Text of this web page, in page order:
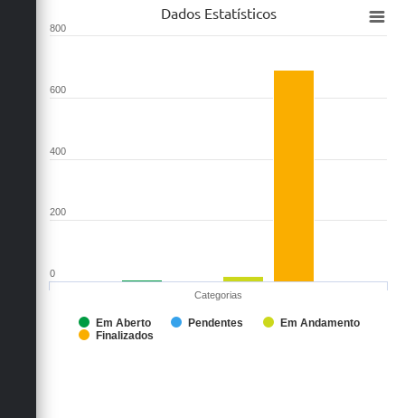
Dados Estatísticos
Categorias
Em Aberto Pendentes
Em Andamento
Finalizados
0
200
400
600
800